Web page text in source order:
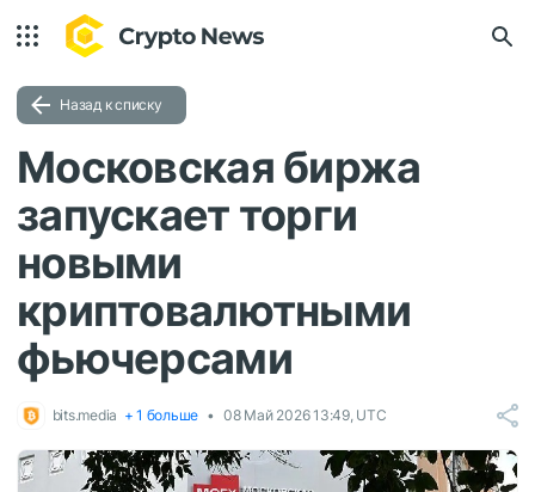
Назад к списку
Московская биржа
запускает торги
новыми
криптовалютными
фьючерсами
bits.media + 1 больше 08 Май 2026 13:49, UTC